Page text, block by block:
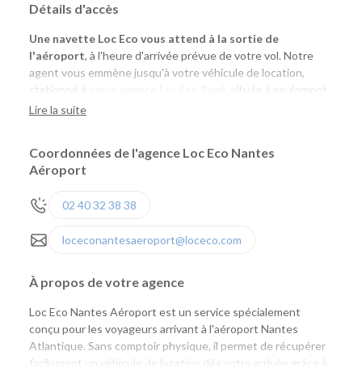
Détails d'accès
Une navette Loc Eco vous attend à la sortie de
l'aéroport, à l'heure d'arrivée prévue de votre vol. Notre
agent vous emmène jusqu'à votre véhicule de location,
stationné à
notre agence Loc Eco Rezé
, située à seulement
4 kilomètres.
votre véhicule à l’agence Loc Eco Rezé 1 heure avant
l'enregistrement de votre vol.
Lire la suite
Coordonnées de l'agence Loc Eco Nantes
Aéroport
02 40 32 38 38
loceconantesaeroport@loceco.com
À propos de votre agence
Loc Eco Nantes Aéroport est un service spécialement
conçu pour les voyageurs arrivant à l'aéroport Nantes
Atlantique. Sans comptoir physique, il permet de récupérer
facilement un véhicule de location dès votre arrivée grâce à